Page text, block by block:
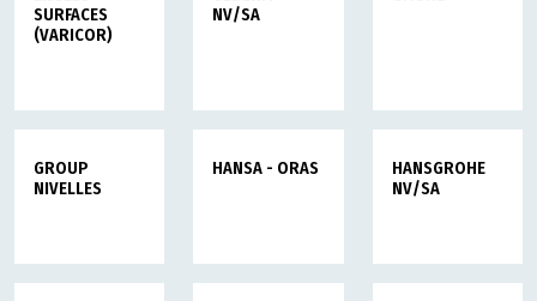
SURFACES
(VARICOR)
NV/SA
GROUP
NIVELLES
HANSA - ORAS
HANSGROHE
NV/SA